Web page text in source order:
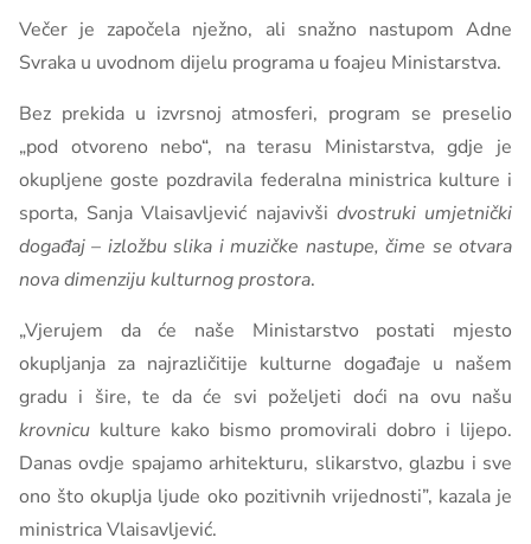
Večer je započela nježno, ali snažno nastupom Adne
Svraka u uvodnom dijelu programa u foajeu Ministarstva.
Bez prekida u izvrsnoj atmosferi, program se preselio
„pod otvoreno nebo“, na terasu Ministarstva, gdje je
okupljene goste pozdravila federalna ministrica kulture i
sporta, Sanja Vlaisavljević najavivši dvostruki umjetnički
događaj – izložbu slika i muzičke nastupe, čime se otvara
nova dimenziju kulturnog prostora.
„Vjerujem da će naše Ministarstvo postati mjesto
okupljanja za najrazličitije kulturne događaje u našem
gradu i šire, te da će svi poželjeti doći na ovu našu
krovnicu kulture kako bismo promovirali dobro i lijepo.
Danas ovdje spajamo arhitekturu, slikarstvo, glazbu i sve
ono što okuplja ljude oko pozitivnih vrijednosti”, kazala je
ministrica Vlaisavljević.